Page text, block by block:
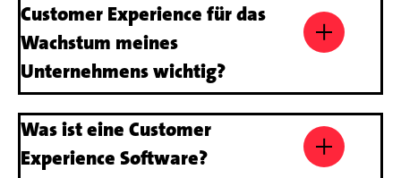
Customer Experience für das
Wachstum meines
Unternehmens wichtig?
Kund:innen wiederkommen. Sie führt außerdem zu
positiver Mundpropaganda, einer differenzierten
Positionierung in einem wettbewerbsintensiven Markt –
Was ist eine Customer
Experience Software?